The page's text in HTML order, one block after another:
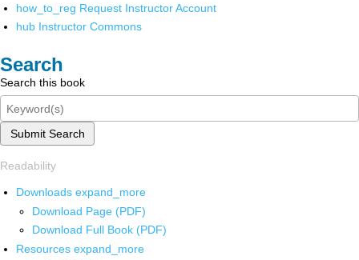
how_to_reg Request Instructor Account
hub Instructor Commons
Search
Search this book
Submit Search
Readability
Downloads expand_more
Download Page (PDF)
Download Full Book (PDF)
Resources expand_more